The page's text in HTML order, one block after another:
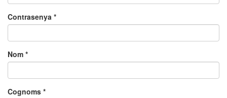
Contrasenya *
Nom *
Cognoms *